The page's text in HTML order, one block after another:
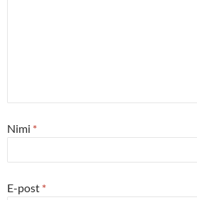
Nimi *
E-post *